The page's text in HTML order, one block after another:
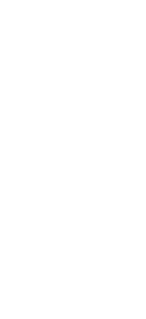
льняной
марки НО-
006-77518115-